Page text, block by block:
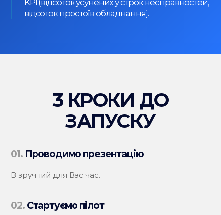
KPI (відсоток усунених у строк несправностей,
відсоток простоїв обладнання).
3 КРОКИ ДО
ЗАПУСКУ
01. Проводимо презентацію
В зручний для Вас час.
02. Стартуємо пілот